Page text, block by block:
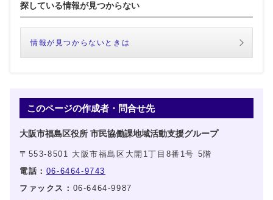
探している情報が見つからない
情報が見つからないときは
このページの作成者・問合せ先
大阪市福島区役所 市民協働課地域活動支援グループ
〒553-8501 大阪市福島区大開1丁目8番1号 5階
電話： 06-6464-9743
ファックス： 06-6464-9987